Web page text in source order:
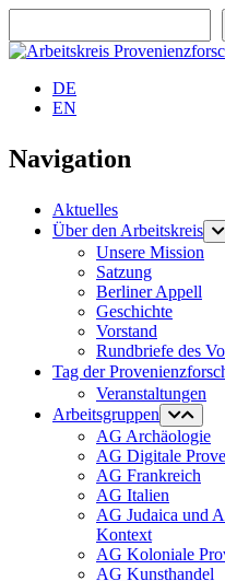
DE
EN
Navigation
Aktuelles
Über den Arbeitskreis
Unsere Mission
Satzung
Berliner Appell
Geschichte
Vorstand
Rundbriefe des
Tag der
Veranstaltungen
Arbeitsgruppen
AG Archäologie
AG Digitale
AG Frankreich
AG Italien
AG Judaica und
Kontext
AG Koloniale
AG Kunsthandel